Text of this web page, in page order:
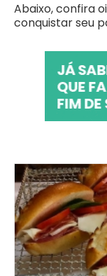
Abaixo, confira
conquistar seu